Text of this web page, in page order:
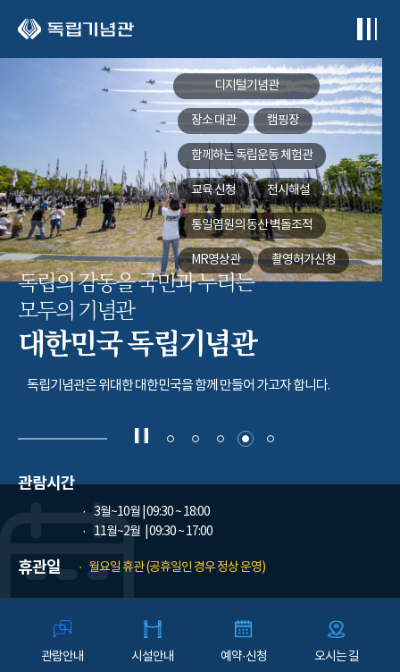
디지털기념관
장소 대관 캠핑장
함께하는독립운동 체험관
교육 신청 전시해설
통일염원의 동산벽돌조적
MR영상관 촬영허가신청
독립의 감동을 국민과 누리는
모두의 기념관
대한민국 독립기념관
독립기념관은 위대한 대한민국을 함께 만들어 가고자 합니다.
관람시간
3월~10월 | 09:30 ~ 18:00
11월~2월
| 09:30 ~ 17:00
휴관일 월요일 휴관 (공휴일인 경우 정상 운영)
관람안내 시설안내 예약·신청 오시는 길